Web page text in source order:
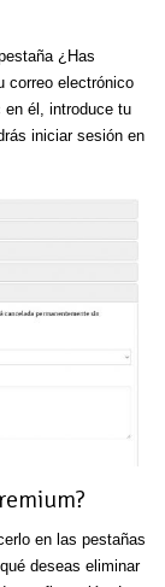
¿Has
correo electrónico
en él, introduce tu
iniciar sesión en
en las pestañas
qué deseas eliminar